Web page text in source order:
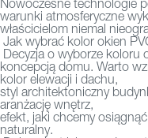
Nowoczesne technologie
warunki atmosferyczne
właścicielom niemal
Jak wybrać kolor okien
Decyzja o wyborze koloru
koncepcją domu. Warto
kolor elewacji i dachu,
styl architektoniczny
aranżację wnętrz,
efekt, jaki chcemy
naturalny.